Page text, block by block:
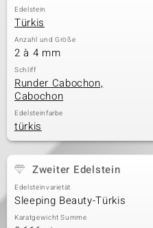
Edelstein
Türkis
Anzahl und Größe
2 à 4 mm
Schliff
Runder Cabochon,
Cabochon
Edelsteinfarbe
türkis
Zweiter Edelstein
Edelsteinvarietät
Sleeping Beauty-Türkis
Karatgewicht Summe